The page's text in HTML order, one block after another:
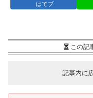
はてブ
この記
記事内に